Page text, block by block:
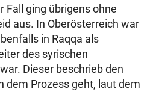
Fall ging übrigens ohne
aus. In Oberösterreich war
in Raqqa als
des syrischen
Dieser beschrieb den
dem Prozess geht, laut dem